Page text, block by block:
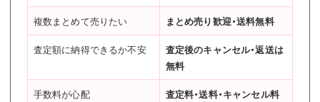
複数まとめて売りたい まとめ売り歓迎・送料無料
査定額に納得できるか不安
査定後のキャンセル・返送は
無料
手数料が心配
査定料・送料・キャンセル料